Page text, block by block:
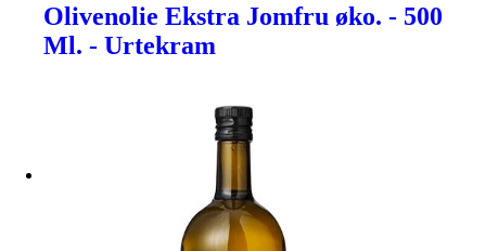
Olivenolie Ekstra Jomfru øko. - 500
Ml. - Urtekram